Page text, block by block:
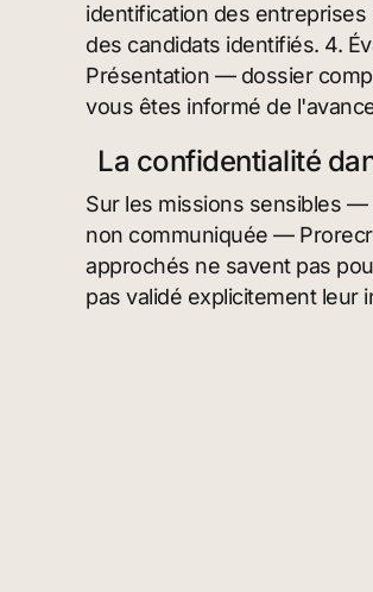
identification des
des candidats identifiés. 4.
Présentation — dossier
vous êtes informé de
La confidentialité
Sur les missions sensibles
non communiquée —
approchés ne savent pas
pas validé explicitement leur